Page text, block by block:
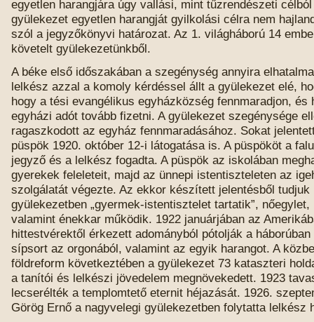
egyetlen harangjára úgy vallási, mint tűzrendészeti
gyülekezet egyetlen harangját gyilkolási célra nem
szól a jegyzőkönyvi határozat. Az 1. világháború 14
követelt gyülekezetünkből.
A béke első időszakában a szegénység annyira
lelkész azzal a komoly kérdéssel állt a gyülekezet elé,
hogy a tési evangélikus egyházközség fennmaradjon, és
egyházi adót tovább fizetni. A gyülekezet szegénysége
ragaszkodott az egyház fennmaradásához. Sokat
püspök 1920. október 12-i látogatása is. A püspököt a
jegyző és a lelkész fogadta. A püspök az iskolában
gyerekek feleleteit, majd az ünnepi istentiszteleten az
szolgálatát végezte. Az ekkor készített jelentésből tudjuk
gyülekezetben „gyermek-istentisztelet tartatik”,
valamint énekkar működik. 1922 januárjában az
hittestvérektől érkezett adományból pótolják a
sípsort az orgonából, valamint az egyik harangot. A
földreform következtében a gyülekezet 73 kataszteri
a tanítói és lelkészi jövedelem megnövekedett. 1923
lecserélték a templomtető eternit héjazását. 1926.
Görög Ernő a nagyvelegi gyülekezetben folytatta lelkész